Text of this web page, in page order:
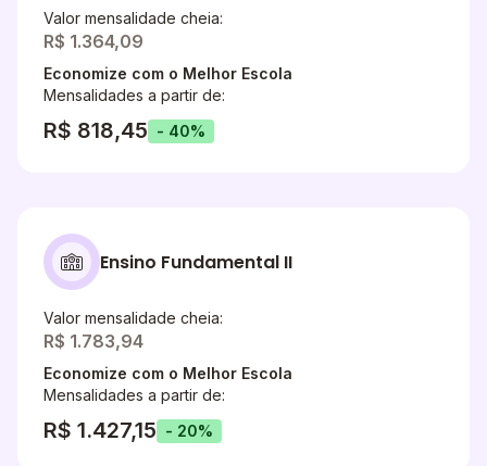
Valor mensalidade cheia:
R$ 1.364,09
Economize com o Melhor Escola
Mensalidades a partir de:
R$ 818,45 - 40%
Ensino Fundamental II
Valor mensalidade cheia:
R$ 1.783,94
Economize com o Melhor Escola
Mensalidades a partir de:
R$ 1.427,15 - 20%